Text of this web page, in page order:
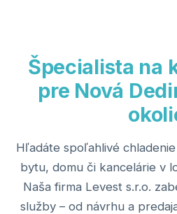
Špecialista na
pre Nová
Hľadáte spoľahlivé
bytu, domu či kancelárie v
Naša firma Levest s.r.o.
služby – od návrhu a